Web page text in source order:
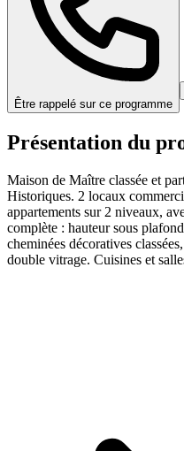
Être rappelé sur ce programme
Présentation du
Maison de Maître classée et
Historiques. 2 locaux
appartements sur 2 niveaux,
complète : hauteur sous
cheminées décoratives
double vitrage. Cuisines et